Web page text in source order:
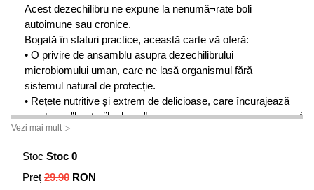
Acest dezechilibru ne expune la nenumă¬rate boli
autoimune sau cronice.
Bogată în sfaturi practice, această carte vă oferă:
• O privire de ansamblu asupra dezechilibrului
microbiomului uman, care ne lasă organismul fără
sistemul natural de protecție.
• Rețete nutritive și extrem de delicioase, care încurajează
creșterea ”bacteriilor bune”.
• O listă cu întrebările pe care să le adresați medicului,
vă protejați intestinele în timpul unui astfel de tratament.
• Informații utile despre cum să prevenim și să ne
Vezi mai mult ▷
Stoc Stoc 0
Preț 29.90 RON